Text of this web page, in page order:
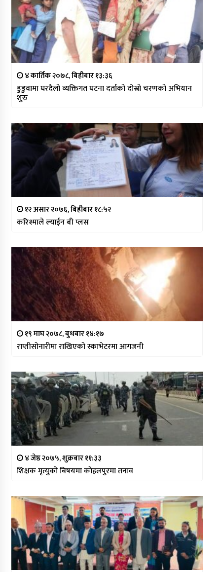
४ कार्तिक २०७८, बिहीबार १३:३६
डुडुवामा घरदैलो व्यक्तिगत घटना दर्ताको दोस्रो चरणको अभियान
शुरु
१२ असार २०७६, बिहीबार १८:५२
करिश्माले ल्याईन बी प्लस
१९ माघ २०७८, बुधबार १४:१७
राप्तीसोनारीमा राखिएको स्काभेटरमा आगजनी
४ जेष्ठ २०७५, शुक्रबार ११:३३
शिक्षक मृत्युको बिषयमा कोहलपुरमा तनाव